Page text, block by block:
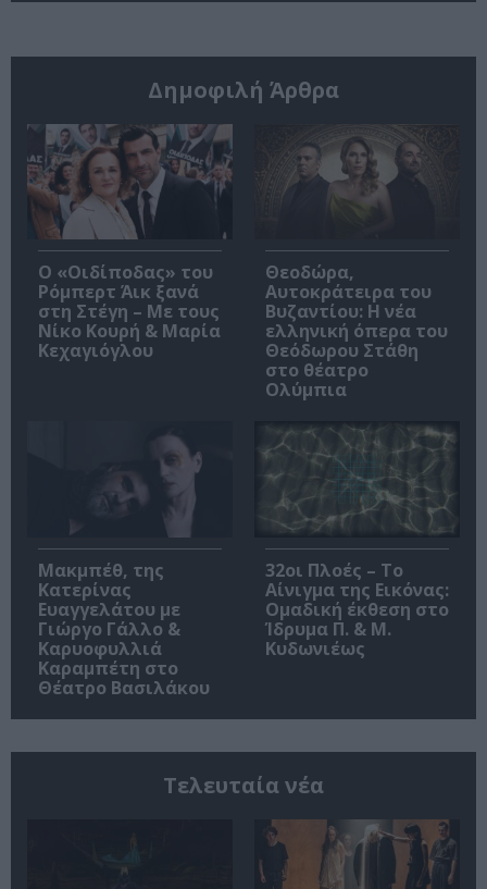
Δημοφιλή Άρθρα
O «Οιδίποδας» του
Ρόμπερτ Άικ ξανά
στη Στέγη – Με τους
Νίκο Κουρή & Μαρία
Κεχαγιόγλου
Θεοδώρα,
Αυτοκράτειρα του
Βυζαντίου: Η νέα
ελληνική όπερα του
Θεόδωρου Στάθη
στο θέατρο
Ολύμπια
Μακμπέθ, της
Κατερίνας
Ευαγγελάτου με
Γιώργο Γάλλο &
Καρυοφυλλιά
Καραμπέτη στο
Θέατρο Βασιλάκου
32οι Πλοές – Το
Αίνιγμα της Εικόνας:
Ομαδική έκθεση στο
Ίδρυμα Π. & Μ.
Κυδωνιέως
Τελευταία νέα